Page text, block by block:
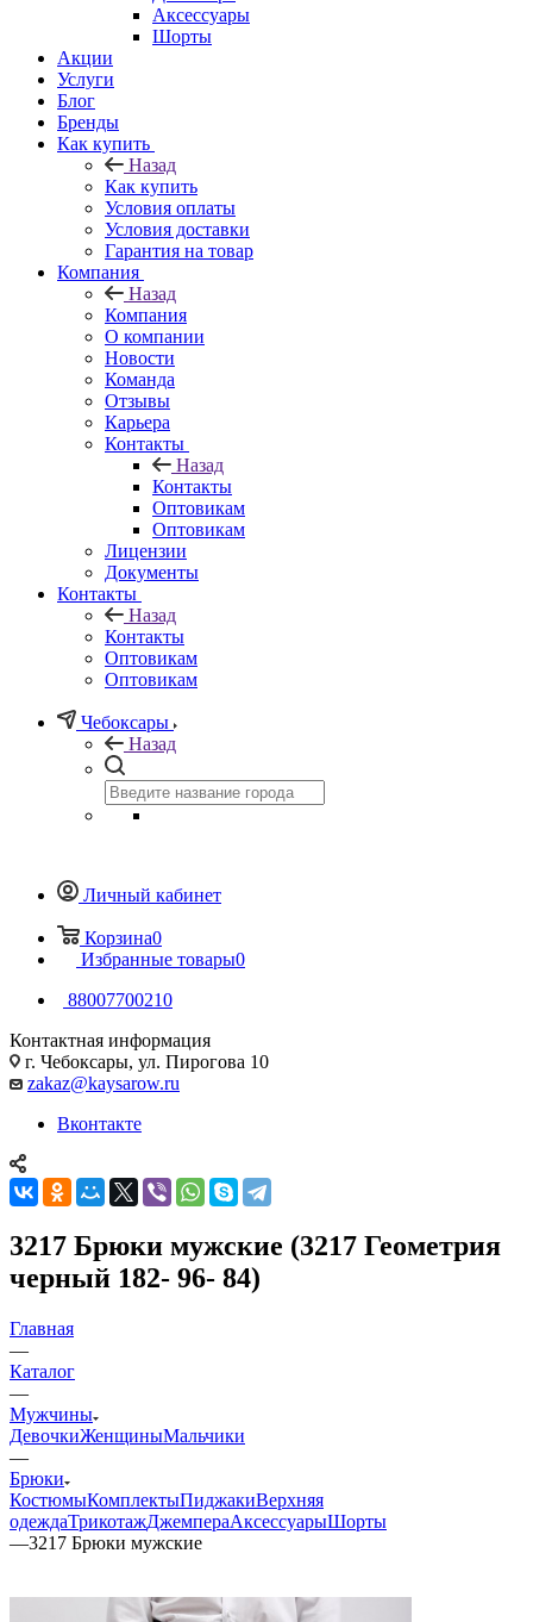
Аксессуары
Шорты
Акции
Услуги
Блог
Бренды
Как купить
Назад
Как купить
Условия оплаты
Условия доставки
Гарантия на товар
Компания
Назад
Компания
О компании
Новости
Команда
Отзывы
Карьера
Контакты
Назад
Контакты
Оптовикам
Оптовикам
Лицензии
Документы
Контакты
Назад
Контакты
Оптовикам
Оптовикам
Чебоксары
Назад
Личный кабинет
Корзина0
Избранные товары0
88007700210
Контактная информация
г. Чебоксары, ул. Пирогова 10
zakaz@kaysarow.ru
Вконтакте
3217 Брюки мужские (3217 Геометрия
черный 182- 96- 84)
Главная
—
Каталог
—
Мужчины
ДевочкиЖенщиныМальчики
—
Брюки
КостюмыКомплектыПиджакиВерхняя
одеждаТрикотажДжемпераАксессуарыШорты
—3217 Брюки мужские